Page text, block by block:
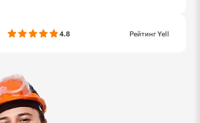
4.8 Рейтинг Yell